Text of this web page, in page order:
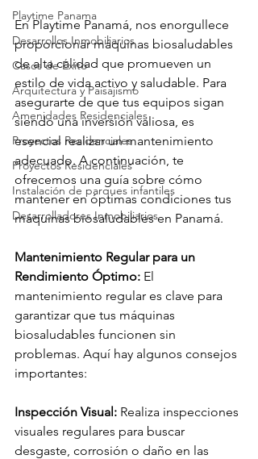
Playtime Panama
Desarrollos Inmobiliarios
Casos de Éxito
Arquitectura y Paisajismo
Amenidades Residenciales
Proyectos Residenciales
Proyectos Residenciales
Instalación de parques infantiles
Desarrolladores Inmobiliarios
En Playtime Panamá, nos enorgullece
proporcionar máquinas biosaludables
de alta calidad que promueven un
estilo de vida activo y saludable. Para
asegurarte de que tus equipos sigan
siendo una inversión valiosa, es
esencial realizar un mantenimiento
adecuado. A continuación, te
ofrecemos una guía sobre cómo
mantener en óptimas condiciones tus
máquinas biosaludables en Panamá.
Mantenimiento Regular para un
Rendimiento Óptimo: El
mantenimiento regular es clave para
garantizar que tus máquinas
biosaludables funcionen sin
problemas. Aquí hay algunos consejos
importantes:
Inspección Visual: Realiza inspecciones
visuales regulares para buscar
desgaste, corrosión o daño en las